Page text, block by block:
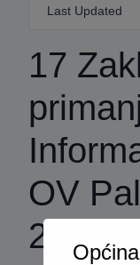
Last Updated
17
OV